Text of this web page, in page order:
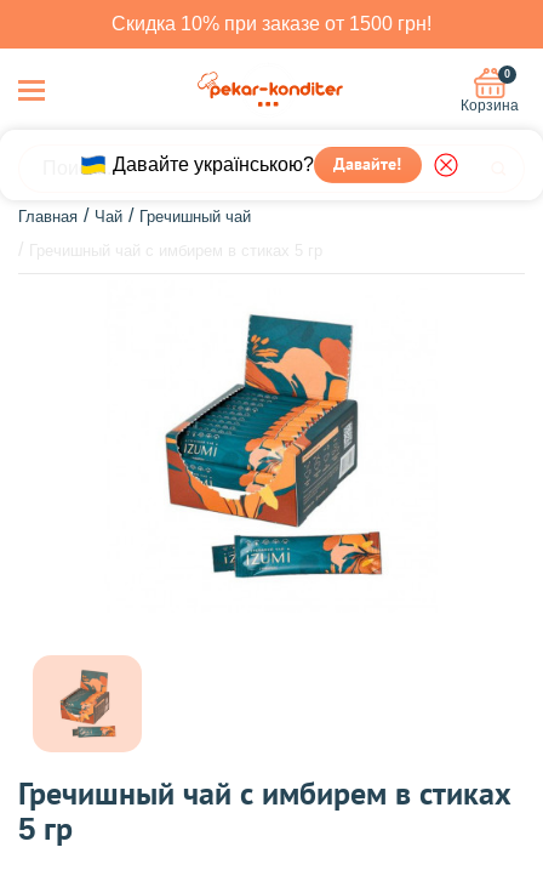
Скидка 10% при заказе от 1500 грн!
Давайте українською? Давайте!
0
Корзина
Главная Чай
Гречишный чай
Гречишный чай с имбирем в стиках
5 гр